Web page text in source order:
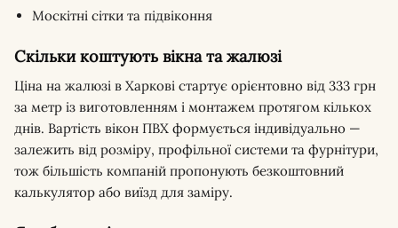
Москітні сітки та підвіконня
Скільки коштують вікна та жалюзі
Ціна на жалюзі в Харкові стартує орієнтовно від 333 грн
за метр із виготовленням і монтажем протягом кількох
днів. Вартість вікон ПВХ формується індивідуально —
залежить від розміру, профільної системи та фурнітури,
тож більшість компаній пропонують безкоштовний
калькулятор або виїзд для заміру.